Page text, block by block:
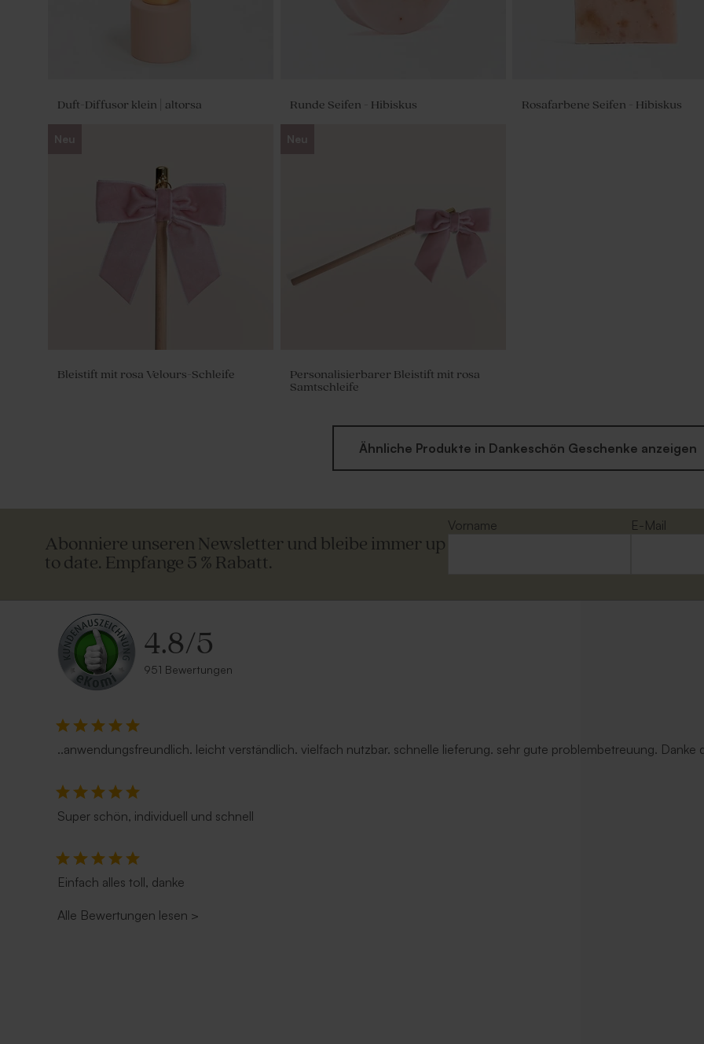
Duft-Diffusor klein | altorsa Runde Seifen - Hibiskus Rosafarbene Seifen - Hibiskus
Neu
Bleistift mit rosa Velours-Schleife
Neu
Personalisierbarer Bleistift mit rosa
Samtschleife
Ähnliche Produkte in Dankeschön Geschenke anzeigen
Abonniere unseren Newsletter und bleibe immer up
to date. Empfange 5 % Rabatt.
Vorname
E-Mail
4.8/5
951 Bewertungen
..anwendungsfreundlich. leicht verständlich. vielfach nutzbar. schnelle lieferung. sehr gute problembetreuung. Danke
Super schön, individuell und schnell
Einfach alles toll, danke
Alle Bewertungen lesen >